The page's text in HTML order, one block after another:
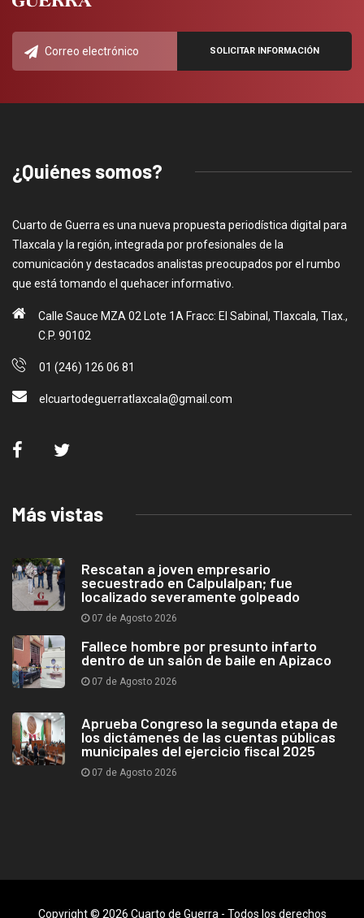
¿Quiénes somos?
Cuarto de Guerra es una nueva propuesta periodística digital para
Tlaxcala y la región, integrada por profesionales de la
comunicación y destacados analistas preocupados por el rumbo
que está tomando el quehacer informativo.
Calle Sauce MZA 02 Lote 1A Fracc: El Sabinal, Tlaxcala, Tlax.,
C.P. 90102
01 (246) 126 06 81
elcuartodeguerratlaxcala@gmail.com
Más vistas
Rescatan a joven empresario
secuestrado en Calpulalpan; fue
localizado severamente golpeado
07 de Agosto 2026
Fallece hombre por presunto infarto
dentro de un salón de baile en Apizaco
07 de Agosto 2026
Aprueba Congreso la segunda etapa de
los dictámenes de las cuentas públicas
municipales del ejercicio fiscal 2025
07 de Agosto 2026
Copyright © 2026 Cuarto de Guerra - Todos los derechos